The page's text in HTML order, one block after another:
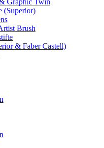
Graphic Twin
(Superior)
Brush
& Faber Castell)